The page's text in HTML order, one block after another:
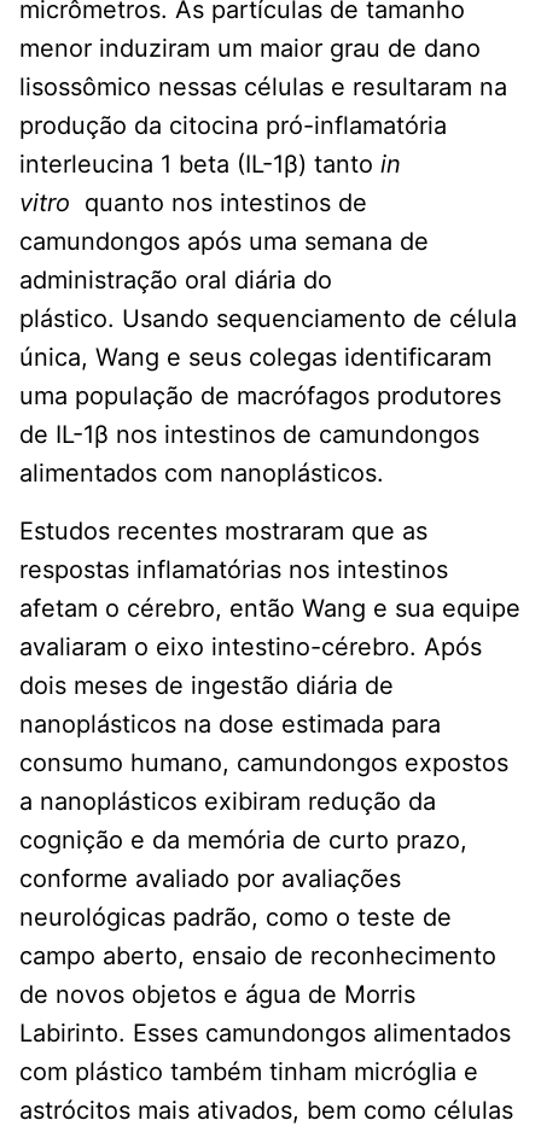
micrômetros. As partículas de tamanho
menor induziram um maior grau de dano
lisossômico nessas células e resultaram na
produção da citocina pró-inflamatória
interleucina 1 beta (IL-1β) tanto in
vitro quanto nos intestinos de
camundongos após uma semana de
administração oral diária do
plástico. Usando sequenciamento de célula
única, Wang e seus colegas identificaram
uma população de macrófagos produtores
de IL-1β nos intestinos de camundongos
alimentados com nanoplásticos.
Estudos recentes mostraram que as
respostas inflamatórias nos intestinos
afetam o cérebro, então Wang e sua equipe
avaliaram o eixo intestino-cérebro. Após
dois meses de ingestão diária de
nanoplásticos na dose estimada para
consumo humano, camundongos expostos
a nanoplásticos exibiram redução da
cognição e da memória de curto prazo,
conforme avaliado por avaliações
neurológicas padrão, como o teste de
campo aberto, ensaio de reconhecimento
de novos objetos e água de Morris
Labirinto. Esses camundongos alimentados
com plástico também tinham micróglia e
astrócitos mais ativados, bem como células